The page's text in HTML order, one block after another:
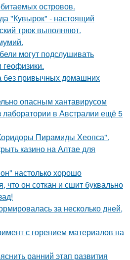
островов.
"Кувырок" - настоящий
трюк выполняют.
могут подслушивать
без привычных домашних
опасным хантавирусом
лаборатории в Австралии ещё 5
Пирамиды Хеопса".
казино на Алтае для
настолько хорошо
что он соткан и сшит буквально
за несколько дней,
с горением материалов на
ранний этап развития